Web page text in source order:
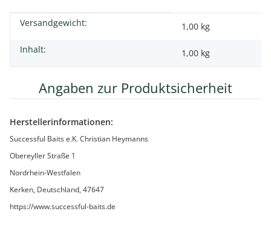
Produkteigenschaft
Wert
Versandgewicht:
1,00 kg
Inhalt:
1,00 kg
Angaben zur Produktsicherheit
Herstellerinformationen:
Successful Baits e.K. Christian Heymanns
Obereyller Straße 1
Nordrhein-Westfalen
Kerken, Deutschland, 47647
https://www.successful-baits.de